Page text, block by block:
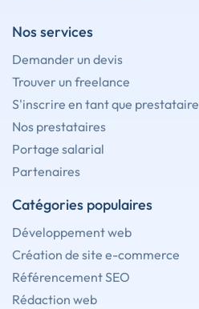
Nos services
Demander un devis
Trouver un freelance
S'inscrire en tant que prestataire
Nos prestataires
Portage salarial
Partenaires
Catégories populaires
Développement web
Création de site e-commerce
Référencement SEO
Rédaction web